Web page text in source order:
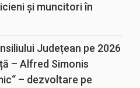
și muncitori în
Județean pe 2026
– Alfred Simonis
– dezvoltare pe